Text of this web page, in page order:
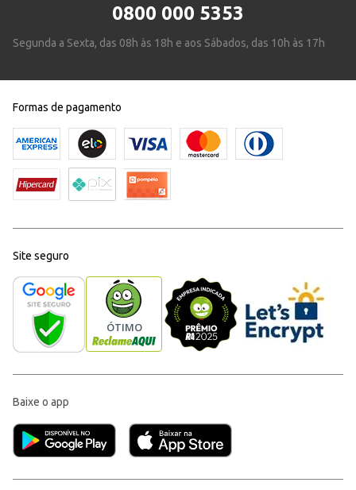
0800 000 5353
Segunda a Sexta, das 08h às 18h e aos Sábados, das 10h às 17h
Formas de pagamento
Site seguro
Baixe o app